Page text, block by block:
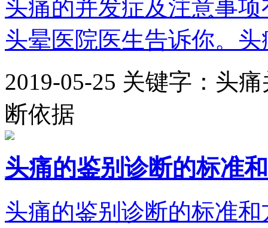
头痛的并发症及注意事
头晕医院医生告诉你。
2019-05-25 关键字：头
断依据
头痛的鉴别诊断的标准
头痛的鉴别诊断的标准